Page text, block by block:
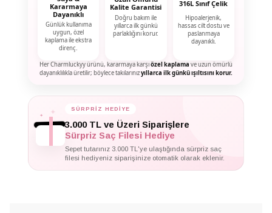
Kararmaya
Dayanıklı
Günlük kullanıma
uygun, özel
kaplama ile ekstra
direnç.
Kalite Garantisi
Doğru bakım ile
yıllarca ilk günkü
parlaklığını korur.
316L Sınıf Çelik
Hipoalerjenik,
hassas cilt dostu ve
paslanmaya
dayanıklı.
Her Charmluckyy ürünü, kararmaya karşıözel kaplama ve uzun ömürlü
dayanıklılıkla üretilir; böylece takılarınızyıllarca ilk günkü ışıltısını korur.
✦ SÜRPRİZ HEDİYE
3.000 TL ve Üzeri Siparişlere
Sürpriz Saç Filesi Hediye
Sepet tutarınız 3.000 TL'ye ulaştığında sürpriz saç
filesi hediyeniz siparişinize otomatik olarak eklenir.